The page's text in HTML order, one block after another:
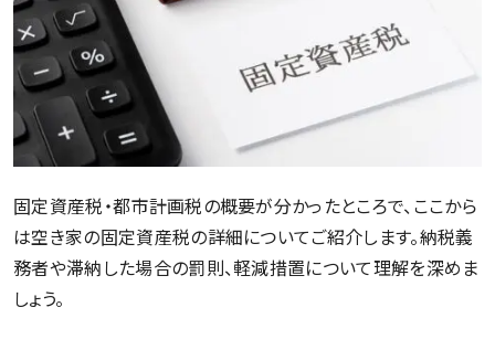
固定資産税・都市計画税の概要が分かったところで、ここから
は空き家の固定資産税の詳細についてご紹介します。納税義
務者や滞納した場合の罰則、軽減措置について理解を深めま
しょう。